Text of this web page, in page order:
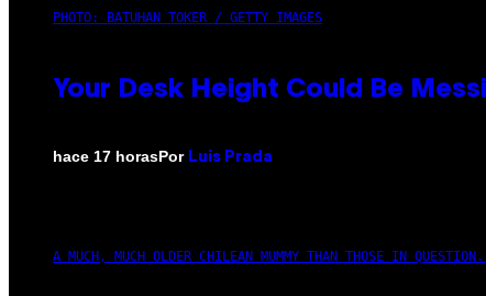
PHOTO: BATUHAN TOKER / GETTY IMAGES
Your Desk Height Could Be
hace 17 horasPor Luis Prada
A MUCH, MUCH OLDER CHILEAN MUMMY THAN THOSE IN